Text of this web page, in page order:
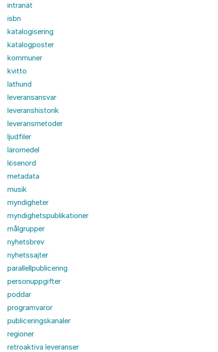
intranät
isbn
katalogisering
katalogposter
kommuner
kvitto
lathund
leveransansvar
leveranshistorik
leveransmetoder
ljudfiler
läromedel
lösenord
metadata
musik
myndigheter
myndighetspublikationer
målgrupper
nyhetsbrev
nyhetssajter
parallellpublicering
personuppgifter
poddar
programvaror
publiceringskanaler
regioner
retroaktiva leveranser